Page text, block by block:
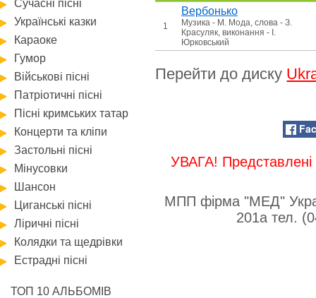
Сучасні пісні
Українські казки
Караоке
Гумор
Військові пісні
Патріотичні пісні
Пісні кримських татар
Концерти та кліпи
Застольні пісні
Мінусовки
Шансон
Циганські пісні
Ліричні пісні
Колядки та щедрівки
Естрадні пісні
ТОП 10 АЛЬБОМІВ
1
Вербонько
Музика - М. Мода, слова - З.
Красуляк, виконання - І.
Юрковський
Перейти до диску
УВАГА! Представлені
МПП фірма "МЕД"
201а тел.